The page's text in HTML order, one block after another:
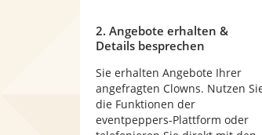
2. Angebote erhalten &
Details besprechen
Sie erhalten Angebote Ihrer
angefragten Clowns. Nutzen
die Funktionen der
eventpeppers-Plattform oder